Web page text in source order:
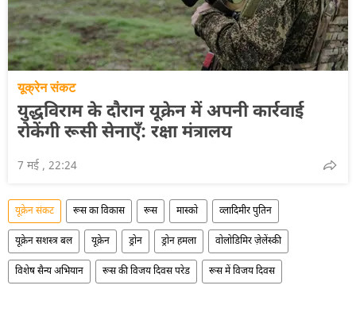
यूक्रेन संकट
युद्धविराम के दौरान यूक्रेन में अपनी कार्रवाई
रोकेंगी रूसी सेनाएँ: रक्षा मंत्रालय
7 मई , 22:24
यूक्रेन संकट रूस का विकास रूस मास्को व्लादिमीर पुतिन
यूक्रेन सशस्त्र बल यूक्रेन ड्रोन ड्रोन हमला वोलोडिमिर ज़ेलेंस्की
विशेष सैन्य अभियान रूस की विजय दिवस परेड रूस में विजय दिवस